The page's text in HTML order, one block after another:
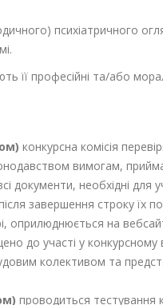
психіатричного
її професійні та/або
конкурсна комісія
вимогам,
документи, необхідні для
завершення строку їх
оприлюднюється на
до участі у
колективом та
проводиться тестування